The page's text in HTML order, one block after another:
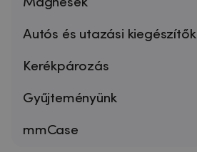
Autós és utazási kiegészítők
Kerékpározás
Gyűjteményünk
mmCase